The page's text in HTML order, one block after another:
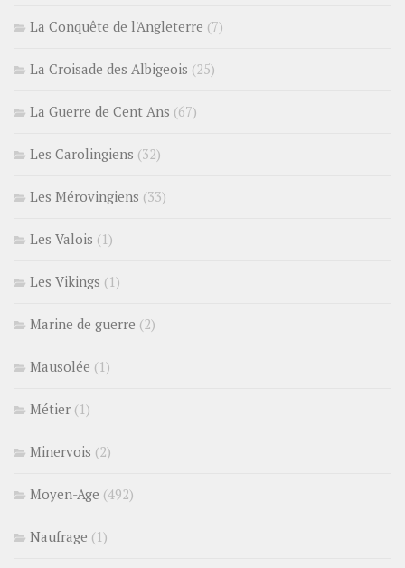
La Conquête de l'Angleterre (7)
La Croisade des Albigeois (25)
La Guerre de Cent Ans (67)
Les Carolingiens (32)
Les Mérovingiens (33)
Les Valois (1)
Les Vikings (1)
Marine de guerre (2)
Mausolée (1)
Métier (1)
Minervois (2)
Moyen-Age (492)
Naufrage (1)